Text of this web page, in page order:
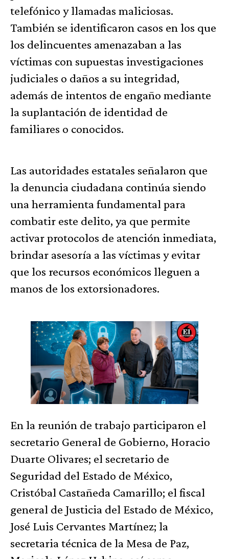
telefónico y llamadas maliciosas.
También se identificaron casos en los que
los delincuentes amenazaban a las
víctimas con supuestas investigaciones
judiciales o daños a su integridad,
además de intentos de engaño mediante
la suplantación de identidad de
familiares o conocidos.
Las autoridades estatales señalaron que
la denuncia ciudadana continúa siendo
una herramienta fundamental para
combatir este delito, ya que permite
activar protocolos de atención inmediata,
brindar asesoría a las víctimas y evitar
que los recursos económicos lleguen a
manos de los extorsionadores.
En la reunión de trabajo participaron el
secretario General de Gobierno, Horacio
Duarte Olivares; el secretario de
Seguridad del Estado de México,
Cristóbal Castañeda Camarillo; el fiscal
general de Justicia del Estado de México,
José Luis Cervantes Martínez; la
secretaria técnica de la Mesa de Paz,